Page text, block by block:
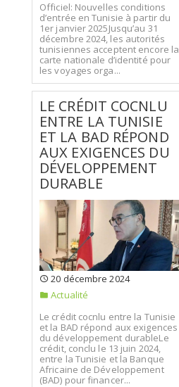
Officiel: Nouvelles conditions
d’entrée en Tunisie à partir du
1er janvier 2025Jusqu’au 31
décembre 2024, les autorités
tunisiennes acceptent encore la
carte nationale d’identité pour
les voyages orga...
LE CRÉDIT COCNLU
ENTRE LA TUNISIE
ET LA BAD RÉPOND
AUX EXIGENCES DU
DÉVELOPPEMENT
DURABLE
20 décembre 2024
Actualité
Le crédit cocnlu entre la Tunisie
et la BAD répond aux exigences
du développement durableLe
crédit, conclu le 13 juin 2024,
entre la Tunisie et la Banque
Africaine de Développement
(BAD) pour financer...